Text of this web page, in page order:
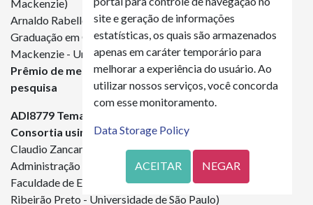
Mackenzie)
Arnaldo Rabello de Aguiar Vallim Filho (Programa de Pós
Graduação em Controladoria e Finanças Empresariais /
Mackenzie - Universidade Presbiteriana Mackenzie)
Prêmio de melhor trabalho com base em projeto de
pesquisa
ADI8779 Tema 3 - Managing Inter-municipal Health
Consortia using Artificial Intelligence (AI)
Claudio Zancan (Programa de Pós-Graduação em
Administração de Organizações - PPGAO / FEA-RP/USP -
Faculdade de Economia, Administração e Contabilidade de
Ribeirão Preto - Universidade de São Paulo)
site e geração de informações
estatísticas, os quais são armazenados
apenas em caráter temporário para
melhorar a experiência do usuário. Ao
utilizar nossos serviços, você concorda
com esse monitoramento.
Data Storage Policy
ACEITAR NEGAR